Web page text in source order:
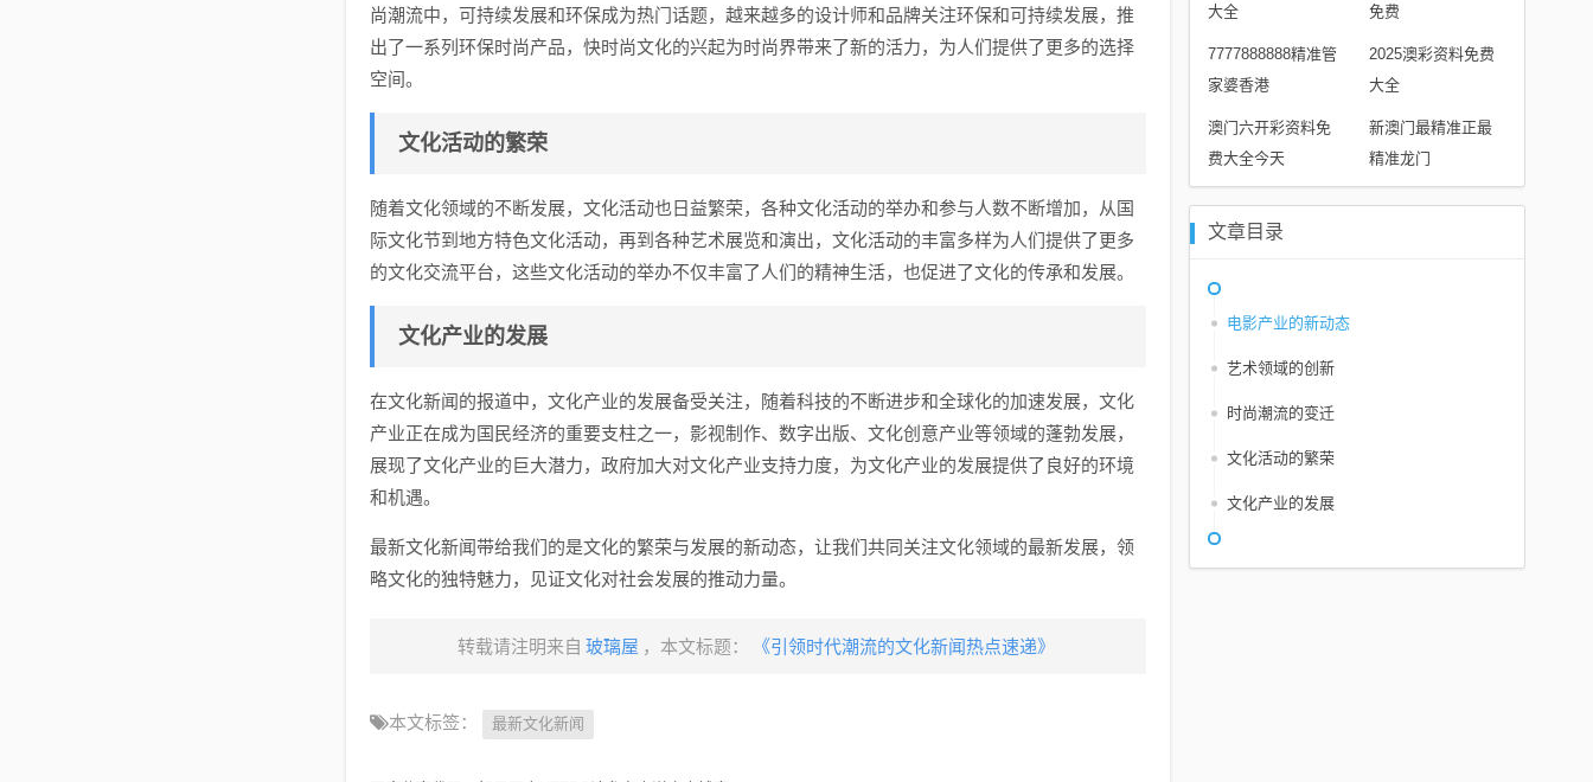
尚潮流中，可持续发展和环保成为热门话题，越来越多的设计师和品牌关注环保和可持续发展，推
出了一系列环保时尚产品，快时尚文化的兴起为时尚界带来了新的活力，为人们提供了更多的选择
空间。
文化活动的繁荣
随着文化领域的不断发展，文化活动也日益繁荣，各种文化活动的举办和参与人数不断增加，从国
际文化节到地方特色文化活动，再到各种艺术展览和演出，文化活动的丰富多样为人们提供了更多
的文化交流平台，这些文化活动的举办不仅丰富了人们的精神生活，也促进了文化的传承和发展。
文化产业的发展
在文化新闻的报道中，文化产业的发展备受关注，随着科技的不断进步和全球化的加速发展，文化
产业正在成为国民经济的重要支柱之一，影视制作、数字出版、文化创意产业等领域的蓬勃发展，
展现了文化产业的巨大潜力，政府加大对文化产业支持力度，为文化产业的发展提供了良好的环境
和机遇。
最新文化新闻带给我们的是文化的繁荣与发展的新动态，让我们共同关注文化领域的最新发展，领
略文化的独特魅力，见证文化对社会发展的推动力量。
转载请注明来自 玻璃屋 ，本文标题： 《引领时代潮流的文化新闻热点速递》
本文标签： 最新文化新闻
大全
免费
7777888888精准管
家婆香港
2025澳彩资料免费
大全
澳门六开彩资料免
费大全今天
新澳门最精准正最
精准龙门
文章目录
电影产业的新动态
艺术领域的创新
时尚潮流的变迁
文化活动的繁荣
文化产业的发展